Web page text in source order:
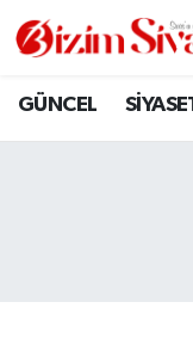
GÜNCEL
ARAMIZDAN
Sivas